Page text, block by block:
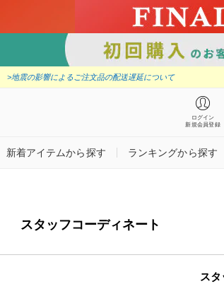
>地震の影響によるご注文品の配送遅延について
ログイン
新規会員登録
新着アイテムから探す ランキングから探す
スタッフコーディネート
ス